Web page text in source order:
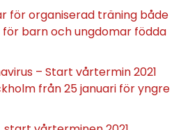
för organiserad träning både
barn och ungdomar födda
– Start vårtermin 2021
från 25 januari för yngre